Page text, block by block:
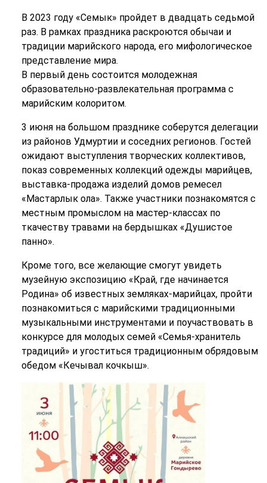
В 2023 году «Семык» пройдет в двадцать седьмой
раз. В рамках праздника раскроются обычаи и
традиции марийского народа, его мифологическое
представление мира.
В первый день состоится молодежная
образовательно-развлекательная программа с
марийским колоритом.
3 июня на большом празднике соберутся делегации
из районов Удмуртии и соседних регионов. Гостей
ожидают выступления творческих коллективов,
показ современных коллекций одежды марийцев,
выставка-продажа изделий домов ремесел
«Мастарлык ола». Также участники познакомятся с
местным промыслом на мастер-классах по
ткачеству травами на бердышках «Душистое
панно».
Кроме того, все желающие смогут увидеть
музейную экспозицию «Край, где начинается
Родина» об известных земляках-марийцах, пройти
познакомиться с марийскими традиционными
музыкальными инструментами и поучаствовать в
конкурсе для молодых семей «Семья-хранитель
традиций» и угоститься традиционным обрядовым
обедом «Кечывал кочкыш».